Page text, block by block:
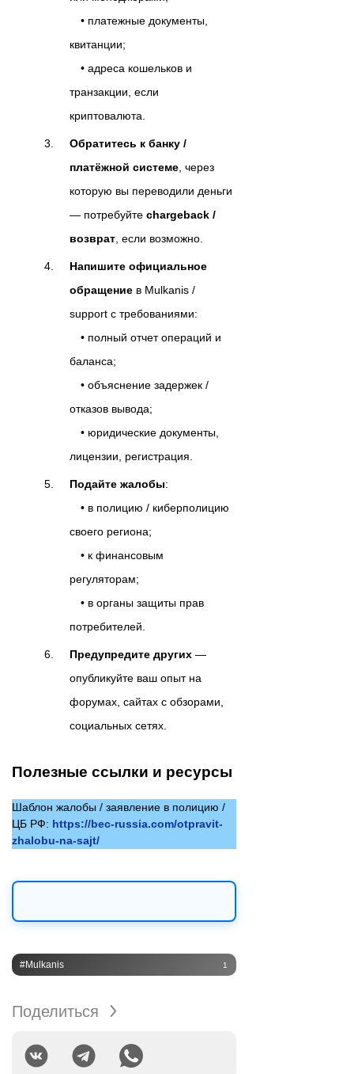
• платежные документы,
квитанции;
• адреса кошельков и
транзакции, если
криптовалюта.
Обратитесь к банку /
платёжной системе, через
которую вы переводили деньги
— потребуйте chargeback /
возврат, если возможно.
Напишите официальное
обращение в Mulkanis /
support с требованиями:
• полный отчет операций и
баланса;
• объяснение задержек /
отказов вывода;
• юридические документы,
лицензии, регистрация.
Подайте жалобы:
• в полицию / киберполицию
своего региона;
• к финансовым
регуляторам;
• в органы защиты прав
потребителей.
Предупредите других —
опубликуйте ваш опыт на
форумах, сайтах с обзорами,
социальных сетях.
Полезные ссылки и ресурсы
Шаблон жалобы / заявление в полицию /
ЦБ РФ: https://bec-russia.com/otpravit-
zhalobu-na-sajt/
#Mulkanis 1
Поделиться